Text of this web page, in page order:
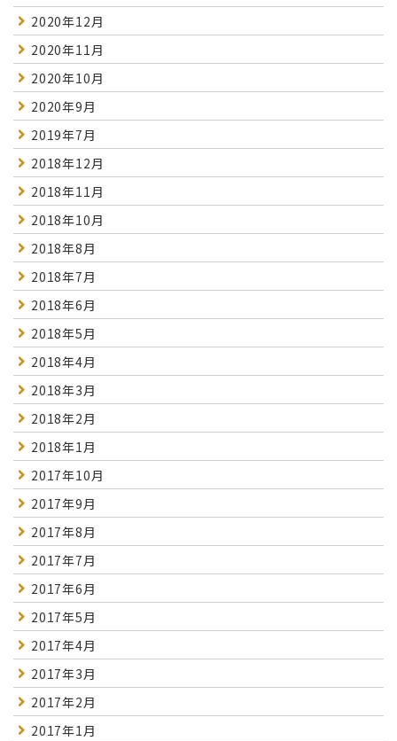
2020年12月
2020年11月
2020年10月
2020年9月
2019年7月
2018年12月
2018年11月
2018年10月
2018年8月
2018年7月
2018年6月
2018年5月
2018年4月
2018年3月
2018年2月
2018年1月
2017年10月
2017年9月
2017年8月
2017年7月
2017年6月
2017年5月
2017年4月
2017年3月
2017年2月
2017年1月